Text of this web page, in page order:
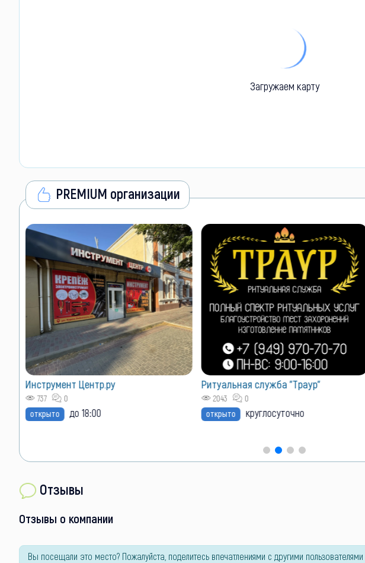
Загружаем карту
PREMIUM организации
Инструмент Центр.ру
737
0
открыто
до 18:00
Ритуальная служба "Траур"
2043
0
открыто
круглосуточно
Отзывы
Отзывы о компании
Вы посещали это место? Пожалуйста, поделитесь впечатлениями с другими пользователями